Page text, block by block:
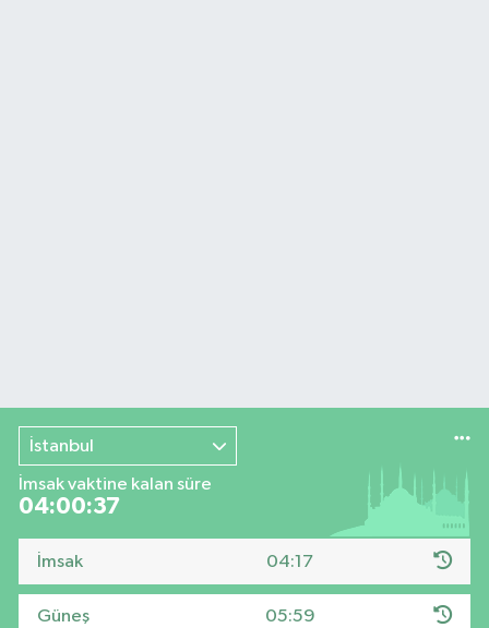
İstanbul
İmsak vaktine kalan süre
04:00:36
İmsak 04:17
Güneş 05:59